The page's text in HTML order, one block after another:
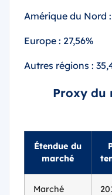
Amérique du Nord :
Europe : 27,56%
Autres régions :
Proxy du
Étendue du
marché
Marché